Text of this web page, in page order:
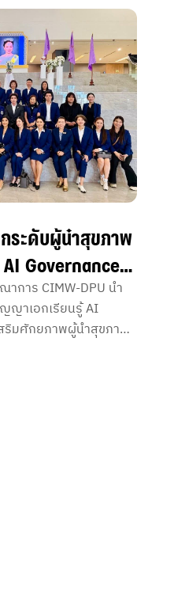
ระดับผู้นำสุขภาพ
Governance
ไทย
การ CIMW-DPU นำ
ญาเอกเรียนรู้ AI
สริมศักยภาพผู้นำสุขภาพ
อย่างมีธรรมาภิบาล